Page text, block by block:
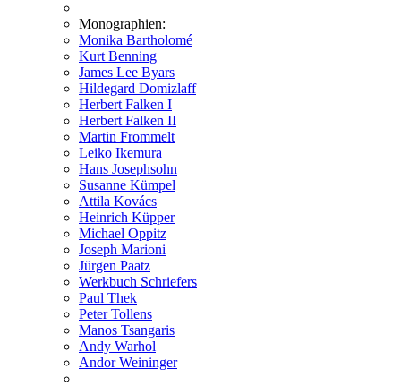
Monographien:
Monika Bartholomé
Kurt Benning
James Lee Byars
Hildegard Domizlaff
Herbert Falken I
Herbert Falken II
Martin Frommelt
Leiko Ikemura
Hans Josephsohn
Susanne Kümpel
Attila Kovács
Heinrich Küpper
Michael Oppitz
Joseph Marioni
Jürgen Paatz
Werkbuch Schriefers
Paul Thek
Peter Tollens
Manos Tsangaris
Andy Warhol
Andor Weininger